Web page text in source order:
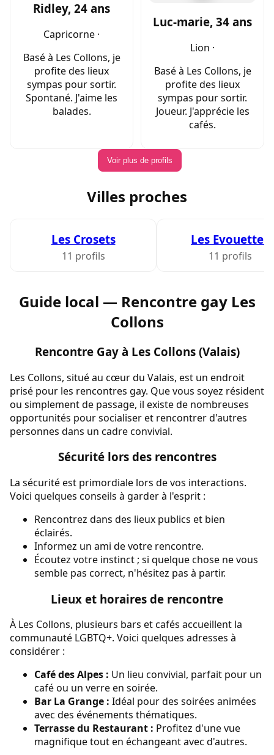
Ridley, 24 ans
Capricorne ·
Basé à Les Collons, je
profite des lieux
sympas pour sortir.
Spontané. J'aime les
balades.
Luc-marie, 34 ans
Lion ·
Basé à Les Collons, je
profite des lieux
sympas pour sortir.
Joueur. J'apprécie les
cafés.
Voir plus de profils
Villes proches
Les Crosets
11 profils
Les Evouettes
11 profils
Guide local — Rencontre gay Les
Collons
Rencontre Gay à Les Collons (Valais)
Les Collons, situé au cœur du Valais, est un endroit
prisé pour les rencontres gay. Que vous soyez résident
ou simplement de passage, il existe de nombreuses
opportunités pour socialiser et rencontrer d'autres
personnes dans un cadre convivial.
Sécurité lors des rencontres
La sécurité est primordiale lors de vos interactions.
Voici quelques conseils à garder à l'esprit :
Rencontrez dans des lieux publics et bien
éclairés.
Informez un ami de votre rencontre.
Écoutez votre instinct ; si quelque chose ne vous
semble pas correct, n'hésitez pas à partir.
Lieux et horaires de rencontre
À Les Collons, plusieurs bars et cafés accueillent la
communauté LGBTQ+. Voici quelques adresses à
considérer :
Café des Alpes : Un lieu convivial, parfait pour un
café ou un verre en soirée.
Bar La Grange : Idéal pour des soirées animées
avec des événements thématiques.
Terrasse du Restaurant : Profitez d'une vue
magnifique tout en échangeant avec d'autres.